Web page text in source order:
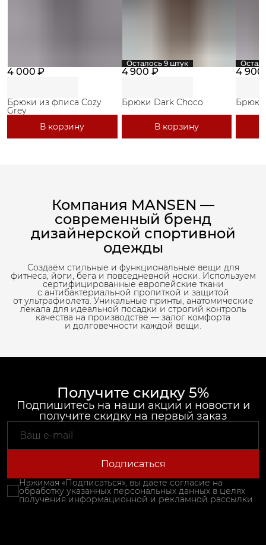
4 000 ₽
Брюки из флиса Cozy
Grey
В корзину
Осталось 9 штук
4 900 ₽
Брюки Dark Choco
В корзину
4 900
Брюки
Компания MANSEN —
современный бренд
дизайнерской спортивной
одежды
Создаём стильные и функциональные вещи для
фитнеса, йоги, бега и повседневной носки. Используем
сертифицированные европейские ткани
с антибактериальной пропиткой и защитой
от ультрафиолета. Уникальные принты, анатомические
лекала для идеальной посадки и строгий контроль
качества на производстве — залог комфорта
и долговечности каждой вещи.
Получите скидку 5%
Подпишитесь на наши акции и новости и
получите скидку на первый заказ
Подписаться
Нажимая «Подписаться», вы даете согласие на
обработку указанных персональных данных в целях
получения информационной и рекламной рассылки